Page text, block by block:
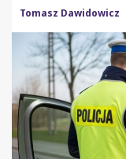
Tomasz Dawidowicz